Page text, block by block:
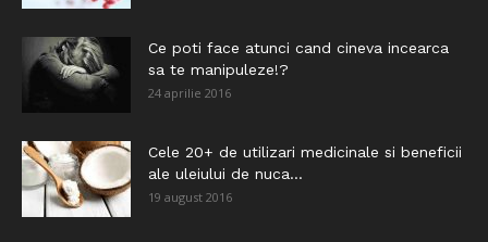
Ce poti face atunci cand cineva incearca
sa te manipuleze!?
24 aprilie 2016
Cele 20+ de utilizari medicinale si beneficii
ale uleiului de nuca...
19 august 2016